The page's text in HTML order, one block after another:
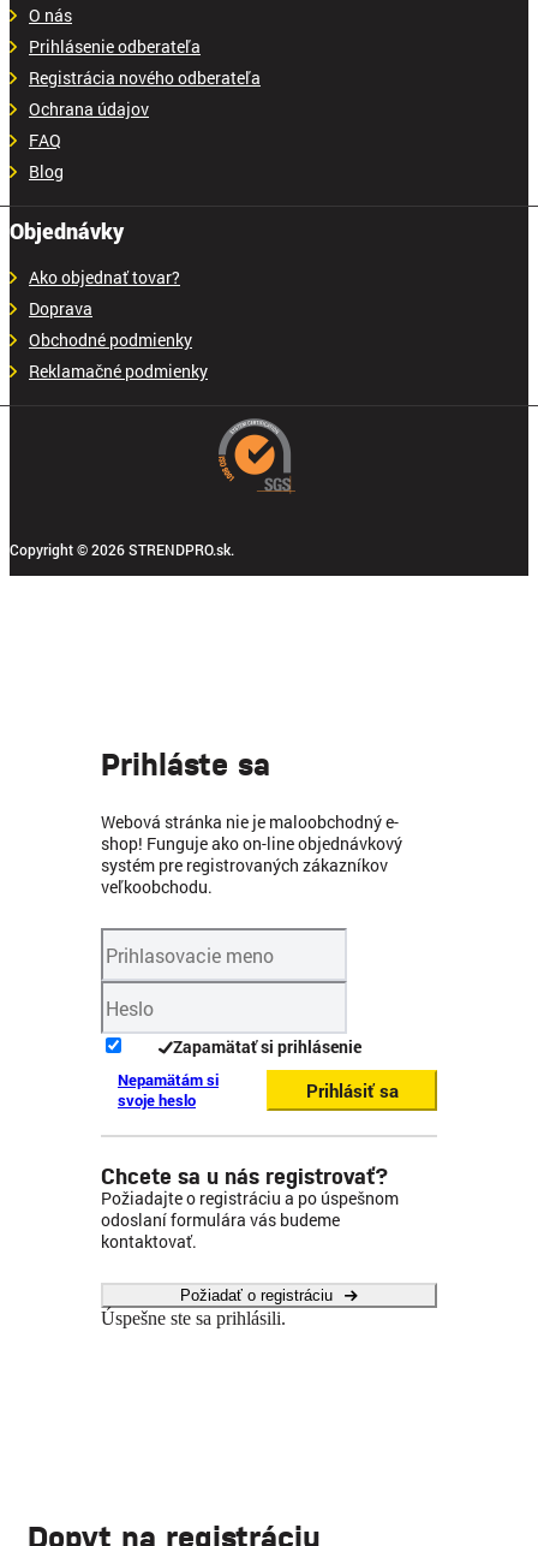
O nás
Prihlásenie odberateľa
Registrácia nového odberateľa
Ochrana údajov
FAQ
Blog
Objednávky
Ako objednať tovar?
Doprava
Obchodné podmienky
Reklamačné podmienky
Copyright © 2026 STRENDPRO.sk.
Prihláste sa
Webová stránka nie je maloobchodný e-
shop! Funguje ako on-line objednávkový
systém pre registrovaných zákazníkov
veľkoobchodu.
Zapamätať si prihlásenie
Nepamätám si
svoje heslo
Prihlásiť sa
Chcete sa u nás registrovať?
Požiadajte o registráciu a po úspešnom
odoslaní formulára vás budeme
kontaktovať.
Požiadať o registráciu
Úspešne ste sa prihlásili.
Dopyt na registráciu